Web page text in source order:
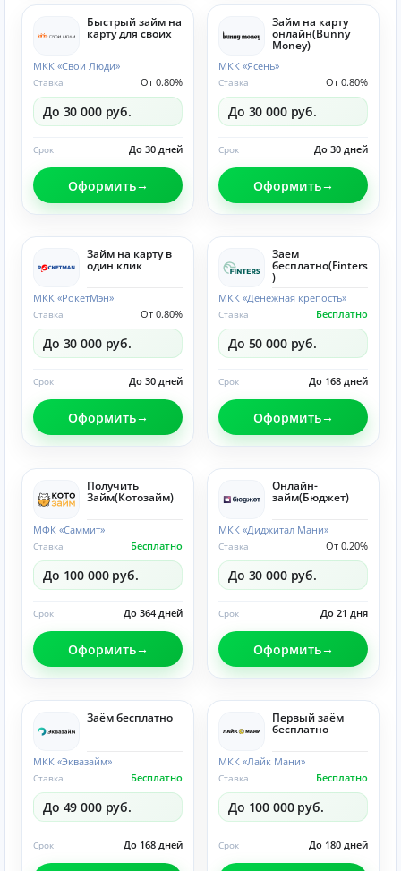
Быстрый займ на
карту для своих
МКК «Свои Люди»
От 0.80%
Ставка
До 30 000 руб.
До 30 дней
Срок
Оформить
Займ на карту
онлайн(Bunny
Money)
МКК «Ясень»
От 0.80%
Ставка
До 30 000 руб.
До 30 дней
Срок
Оформить
Займ на карту в
один клик
МКК «РокетМэн»
От 0.80%
Ставка
До 30 000 руб.
До 30 дней
Срок
Оформить
Заем
бесплатно(Finters
)
МКК «Денежная крепость»
Бесплатно
Ставка
До 50 000 руб.
До 168 дней
Срок
Оформить
Получить
Займ(Котозайм)
МФК «Саммит»
Бесплатно
Ставка
До 100 000 руб.
До 364 дней
Срок
Оформить
Онлайн-
займ(Бюджет)
МКК «Диджитал Мани»
От 0.20%
Ставка
До 30 000 руб.
До 21 дня
Срок
Оформить
Заём бесплатно
МКК «Эквазайм»
Бесплатно
Ставка
До 49 000 руб.
До 168 дней
Срок
Первый заём
бесплатно
МКК «Лайк Мани»
Бесплатно
Ставка
До 100 000 руб.
До 180 дней
Срок